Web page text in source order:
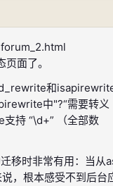
面了。
和
中"?“需要转义
持 “\d+” （全部数
移时非常有用：当从
，根本感受不到后台